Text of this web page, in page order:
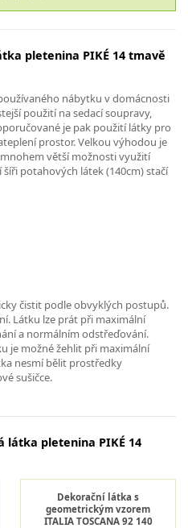
pletenina PIKÉ 14 tmavě
nábytku v domácnosti
použití na sedací soupravy,
je pak použití látky pro
prostor. Velkou výhodou je
větší možnosti využití
potahových látek (140cm) stačí
čistit podle obvyklých postupů.
Látku lze prát při maximální
a normálním odstřeďování.
je možné žehlit při maximální
nesmí bělit prostředky
sušičce.
látka pletenina PIKÉ 14
Dekorační látka s
geometrickým vzorem
ITALIA TOSCANA 92 140